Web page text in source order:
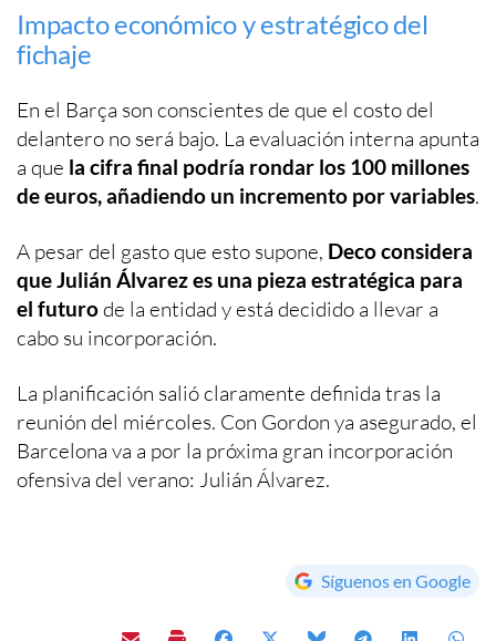
Impacto económico y estratégico del
fichaje
En el Barça son conscientes de que el costo del
delantero no será bajo. La evaluación interna apunta
a que la cifra final podría rondar los 100 millones
de euros, añadiendo un incremento por variables.
A pesar del gasto que esto supone, Deco considera
que Julián Álvarez es una pieza estratégica para
el futurode la entidad y está decidido a llevar a
cabo su incorporación.
La planificación salió claramente definida tras la
reunión del miércoles. Con Gordon ya asegurado, el
Barcelona va a por la próxima gran incorporación
ofensiva del verano: Julián Álvarez.
Síguenos en Google